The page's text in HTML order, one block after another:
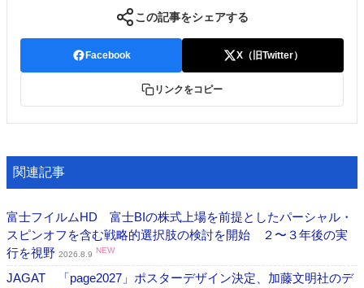
この記事をシェアする
Facebook X（旧Twitter）
リンクをコピー
関連記事
富士フイルムHD 富士BIの株式上場を前提としたパーシャル・
スピンオフを含む戦略的選択肢の検討を開始 ２〜３年後の実
行を視野 2026.8.9 NEW
JAGAT 「page2027」ポスターデザイン決定、加藤文明社のデ